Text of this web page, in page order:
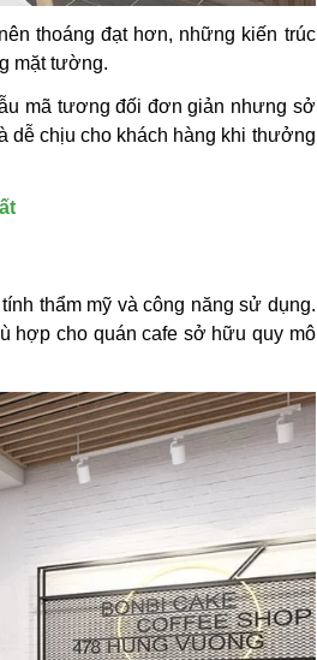
thoáng đạt hơn, những kiến trúc
mặt tường.
mã tương đối đơn giản nhưng sở
dễ chịu cho khách hàng khi thưởng
thẩm mỹ và công năng sử dụng.
hợp cho quán cafe sở hữu quy mô